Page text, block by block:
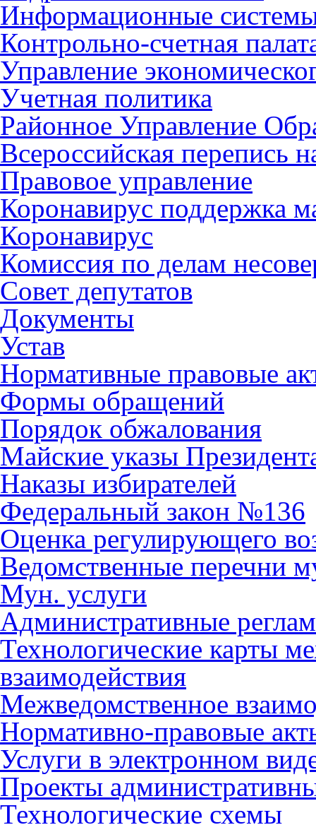
Информационные
Контрольно-счетная
Управление
Учетная политика
Районное Управление
Всероссийская перепись
Правовое управление
Коронавирус поддержка
Коронавирус
Комиссия по делам
Совет депутатов
Документы
Устав
Нормативные правовые
Формы обращений
Порядок обжалования
Майские указы
Наказы избирателей
Федеральный закон №136
Оценка регулирующего
Ведомственные перечни
Мун. услуги
Административные
Технологические карты
взаимодействия
Межведомственное
Нормативно-правовые
Услуги в электронном
Проекты
Технологические схемы